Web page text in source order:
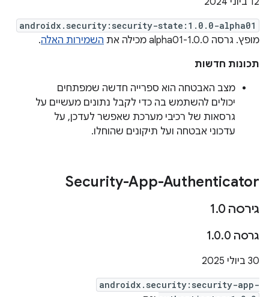
androidx.security:security-state:1.0.0-alpha01
מופץ. גרסה 1.0.0-alpha01 מכילה את השמירות האלה.
תכונות חדשות
מצב האבטחה הוא ספרייה חדשה שמפתחים
יכולים להשתמש בה כדי לקבל נתונים מעשיים על
גרסאות של רכיבי מערכת שאפשר לעדכן, על
עדכוני אבטחה ועל תיקונים שהוחלו.
Security-App-Authenticator
גירסה 1 .0
גרסה 1 .0.0
‫30 ביולי 2025
androidx.security:security-app-